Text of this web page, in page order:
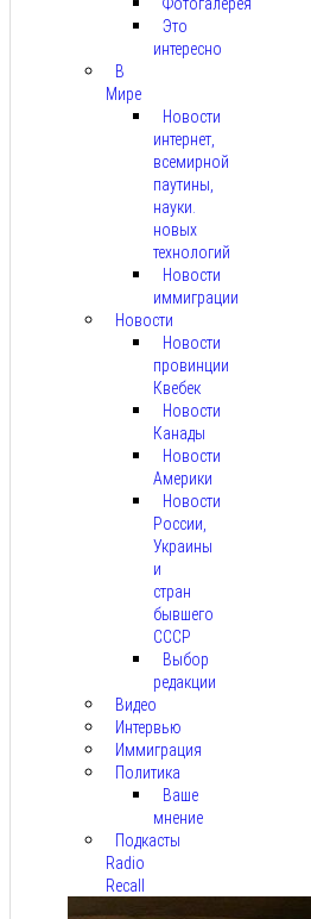
Это
интересно
В
Мире
Новости
интернет,
всемирной
паутины,
науки.
новых
технологий
Новости
иммиграции
Новости
Новости
провинции
Квебек
Новости
Канады
Новости
Америки
Новости
России,
Украины
и
стран
бывшего
СССР
Выбор
редакции
Видео
Интервью
Иммиграция
Политика
Ваше
мнение
Подкасты
Radio
Recall